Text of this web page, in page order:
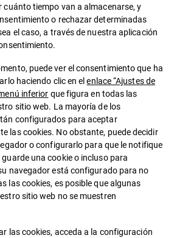
cuánto tiempo van a almacenarse, y
o rechazar determinadas
el caso, a través de nuestra aplicación
puede ver el consentimiento que ha
haciendo clic en elenlace “Ajustes de
inferior que figura en todas las
sitio web. La mayoría de los
configurados para aceptar
las cookies. No obstante, puede decidir
o configurarlo para que le notifique
guarde una cookie o incluso para
navegador está configurado para no
las cookies, es posible que algunas
sitio web no se muestren
las cookies, acceda a la configuración